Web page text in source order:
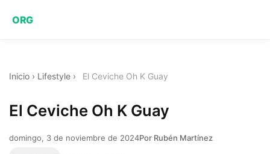
ORG
Inicio › Lifestyle › El Ceviche Oh K Guay
El Ceviche Oh K Guay
domingo, 3 de noviembre de 2024Por Rubén Martínez